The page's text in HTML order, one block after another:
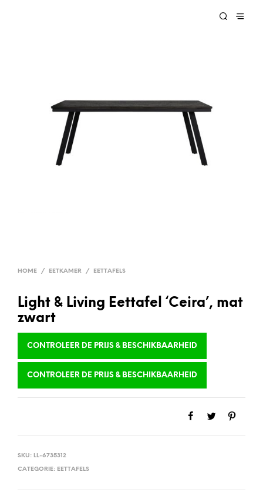
HOME / EETKAMER / EETTAFELS
Light & Living Eettafel ‘Ceira’, mat
zwart
CONTROLEER DE PRIJS & BESCHIKBAARHEID
CONTROLEER DE PRIJS & BESCHIKBAARHEID
SKU: LL-6735312
CATEGORIE: EETTAFELS